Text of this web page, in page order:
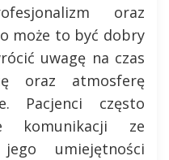
oraz
może to być dobry
uwagę na czas
oraz atmosferę
Pacjenci często
komunikacji ze
umiejętności